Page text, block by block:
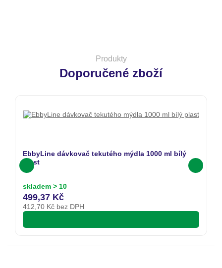
Produkty
Doporučené zboží
EbbyLine dávkovač tekutého mýdla 1000 ml bílý
plast
skladem > 10
499,37 Kč
412,70 Kč bez DPH